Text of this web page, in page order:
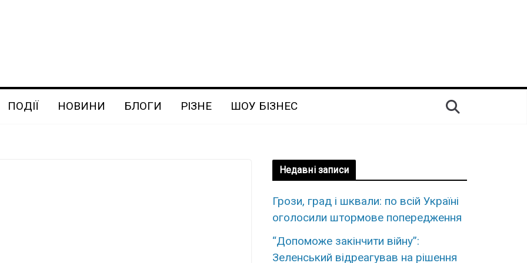
ПОДІЇ НОВИНИ БЛОГИ РІЗНЕ ШОУ БІЗНЕС
Недавні записи
Грози, град і шквали: по всій Україні
оголосили штормове попередження
“Допоможе закінчити війну”:
Зеленський відреагував на рішення